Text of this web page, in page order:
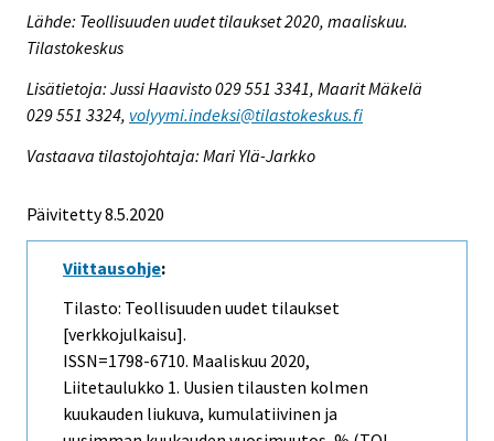
Lähde: Teollisuuden uudet tilaukset 2020, maaliskuu.
Tilastokeskus
Lisätietoja: Jussi Haavisto 029 551 3341, Maarit Mäkelä
029 551 3324, volyymi.indeksi@tilastokeskus.fi
Vastaava tilastojohtaja: Mari Ylä-Jarkko
Päivitetty 8.5.2020
Viittausohje:
Tilasto: Teollisuuden uudet tilaukset
[verkkojulkaisu].
ISSN=1798-6710. Maaliskuu 2020,
Liitetaulukko 1. Uusien tilausten kolmen
kuukauden liukuva, kumulatiivinen ja